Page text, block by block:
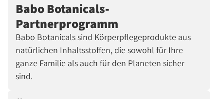
Babo Botanicals-
Partnerprogramm
Babo Botanicals sind Körperpflegeprodukte aus
natürlichen Inhaltsstoffen, die sowohl für Ihre
ganze Familie als auch für den Planeten sicher
sind.